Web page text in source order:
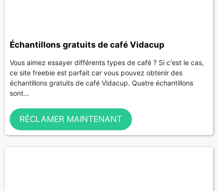
Échantillons gratuits de café Vidacup
Vous aimez essayer différents types de café ? Si c'est le cas,
ce site freebie est parfait car vous pouvez obtenir des
échantillons gratuits de café Vidacup. Quatre échantillons
sont...
RÉCLAMER MAINTENANT